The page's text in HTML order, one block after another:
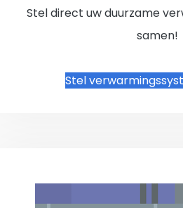
Stel direct uw duurzame
samen!
Stel